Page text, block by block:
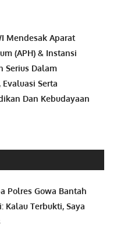
Mendesak Aparat
(APH) & Instansi
Serius Dalam
Serta
Dan Kebudayaan
Polres Gowa Bantah
Kalau Terbukti, Saya